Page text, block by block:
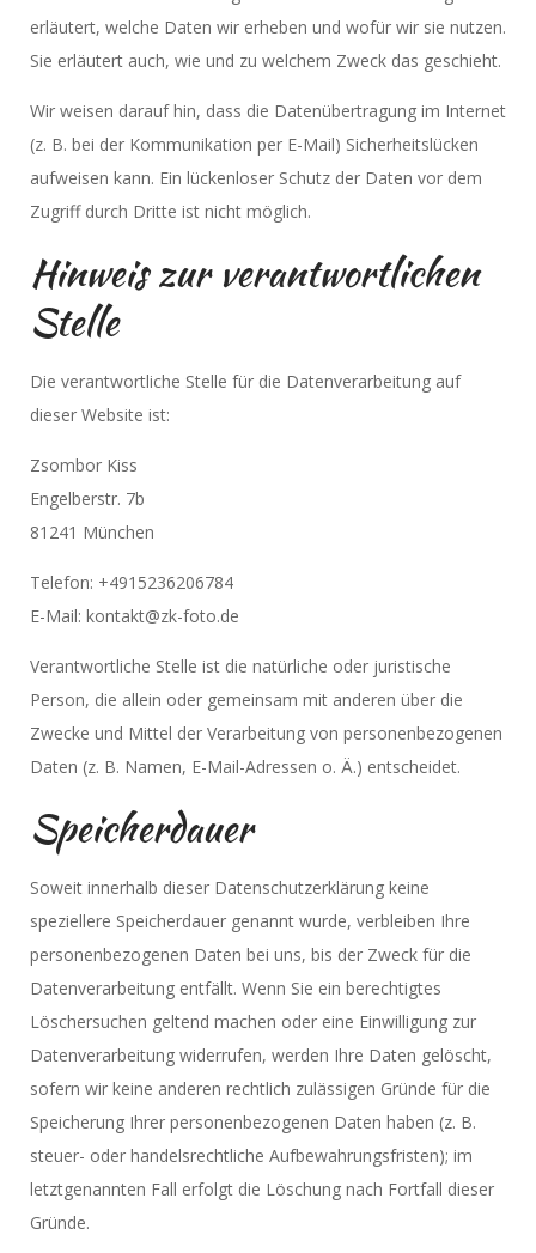
erläutert, welche Daten wir erheben und wofür wir sie nutzen.
Sie erläutert auch, wie und zu welchem Zweck das geschieht.
Wir weisen darauf hin, dass die Datenübertragung im Internet
(z. B. bei der Kommunikation per E-Mail) Sicherheitslücken
aufweisen kann. Ein lückenloser Schutz der Daten vor dem
Zugriff durch Dritte ist nicht möglich.
Hinweis zur verantwortlichen
Stelle
Die verantwortliche Stelle für die Datenverarbeitung auf
dieser Website ist:
Zsombor Kiss
Engelberstr. 7b
81241 München
Telefon: +4915236206784
E-Mail: kontakt@zk-foto.de
Verantwortliche Stelle ist die natürliche oder juristische
Person, die allein oder gemeinsam mit anderen über die
Zwecke und Mittel der Verarbeitung von personenbezogenen
Daten (z. B. Namen, E-Mail-Adressen o. Ä.) entscheidet.
Speicherdauer
Soweit innerhalb dieser Datenschutzerklärung keine
speziellere Speicherdauer genannt wurde, verbleiben Ihre
personenbezogenen Daten bei uns, bis der Zweck für die
Datenverarbeitung entfällt. Wenn Sie ein berechtigtes
Löschersuchen geltend machen oder eine Einwilligung zur
Datenverarbeitung widerrufen, werden Ihre Daten gelöscht,
sofern wir keine anderen rechtlich zulässigen Gründe für die
Speicherung Ihrer personenbezogenen Daten haben (z. B.
steuer- oder handelsrechtliche Aufbewahrungsfristen); im
letztgenannten Fall erfolgt die Löschung nach Fortfall dieser
Gründe.